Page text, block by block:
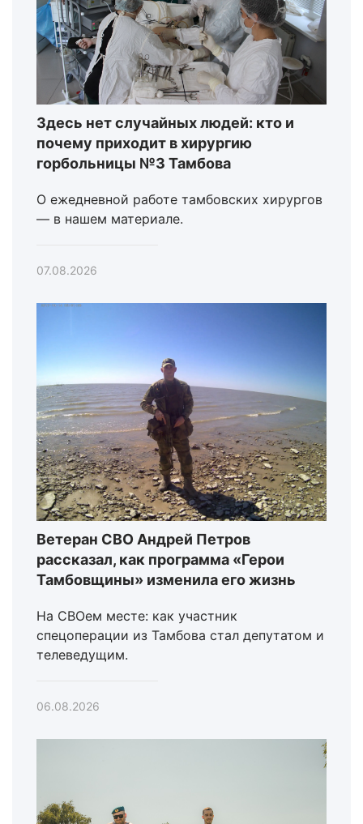
Здесь нет случайных людей: кто и
почему приходит в хирургию
горбольницы №3 Тамбова
О ежедневной работе тамбовских хирургов
— в нашем материале.
07.08.2026
Ветеран СВО Андрей Петров
рассказал, как программа «Герои
Тамбовщины» изменила его жизнь
На СВОем месте: как участник
спецоперации из Тамбова стал депутатом и
телеведущим.
06.08.2026